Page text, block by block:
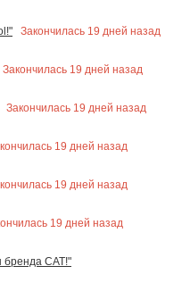
Закончилась 19 дней назад
Закончилась 19 дней назад
Закончилась 19 дней назад
19 дней назад
19 дней назад
19 дней назад
CAT!"